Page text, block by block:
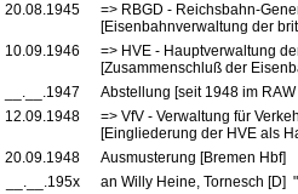
20.08.1945
=> RBGD - Reichsbahn-
[Eisenbahnverwaltung der
10.09.1946
=> HVE - Hauptverwaltung
[Zusammenschluß der
__.__.1947
Abstellung [seit 1948 im
12.09.1948
=> VfV - Verwaltung für
[Eingliederung der HVE als
20.09.1948
Ausmusterung [Bremen Hbf]
__.__.195x
an Willy Heine, Tornesch [D]